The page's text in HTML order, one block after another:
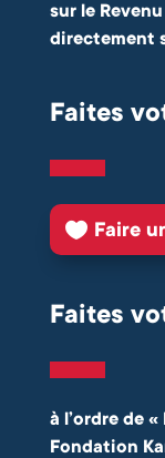
sur le
directement
Faites
Faire
Faites
à l’ordre de
Fondation